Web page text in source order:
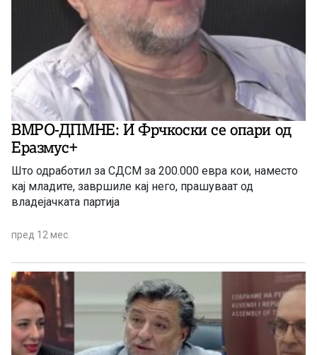
ВМРО-ДПМНЕ: И Фрчкоски се опари од
Еразмус+
Што одработил за СДСМ за 200.000 евра кои, наместо
кај младите, завршиле кај него, прашуваат од
владејачката партија
пред 12 мес.